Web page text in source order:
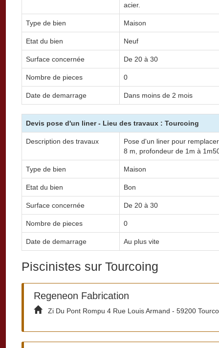
acier.
Type de bien Maison
Etat du bien Neuf
Surface concernée De 20 à 30
Nombre de pieces 0
Date de demarrage Dans moins de 2 mois
Devis pose d'un liner - Lieu des travaux : Tourcoing
Description des travaux
Pose d'un liner pour
8 m, profondeur de 1m à
Type de bien Maison
Etat du bien Bon
Surface concernée De 20 à 30
Nombre de pieces 0
Date de demarrage Au plus vite
Piscinistes sur Tourcoing
Regeneon Fabrication
Zi Du Pont Rompu 4 Rue Louis Armand - 59200